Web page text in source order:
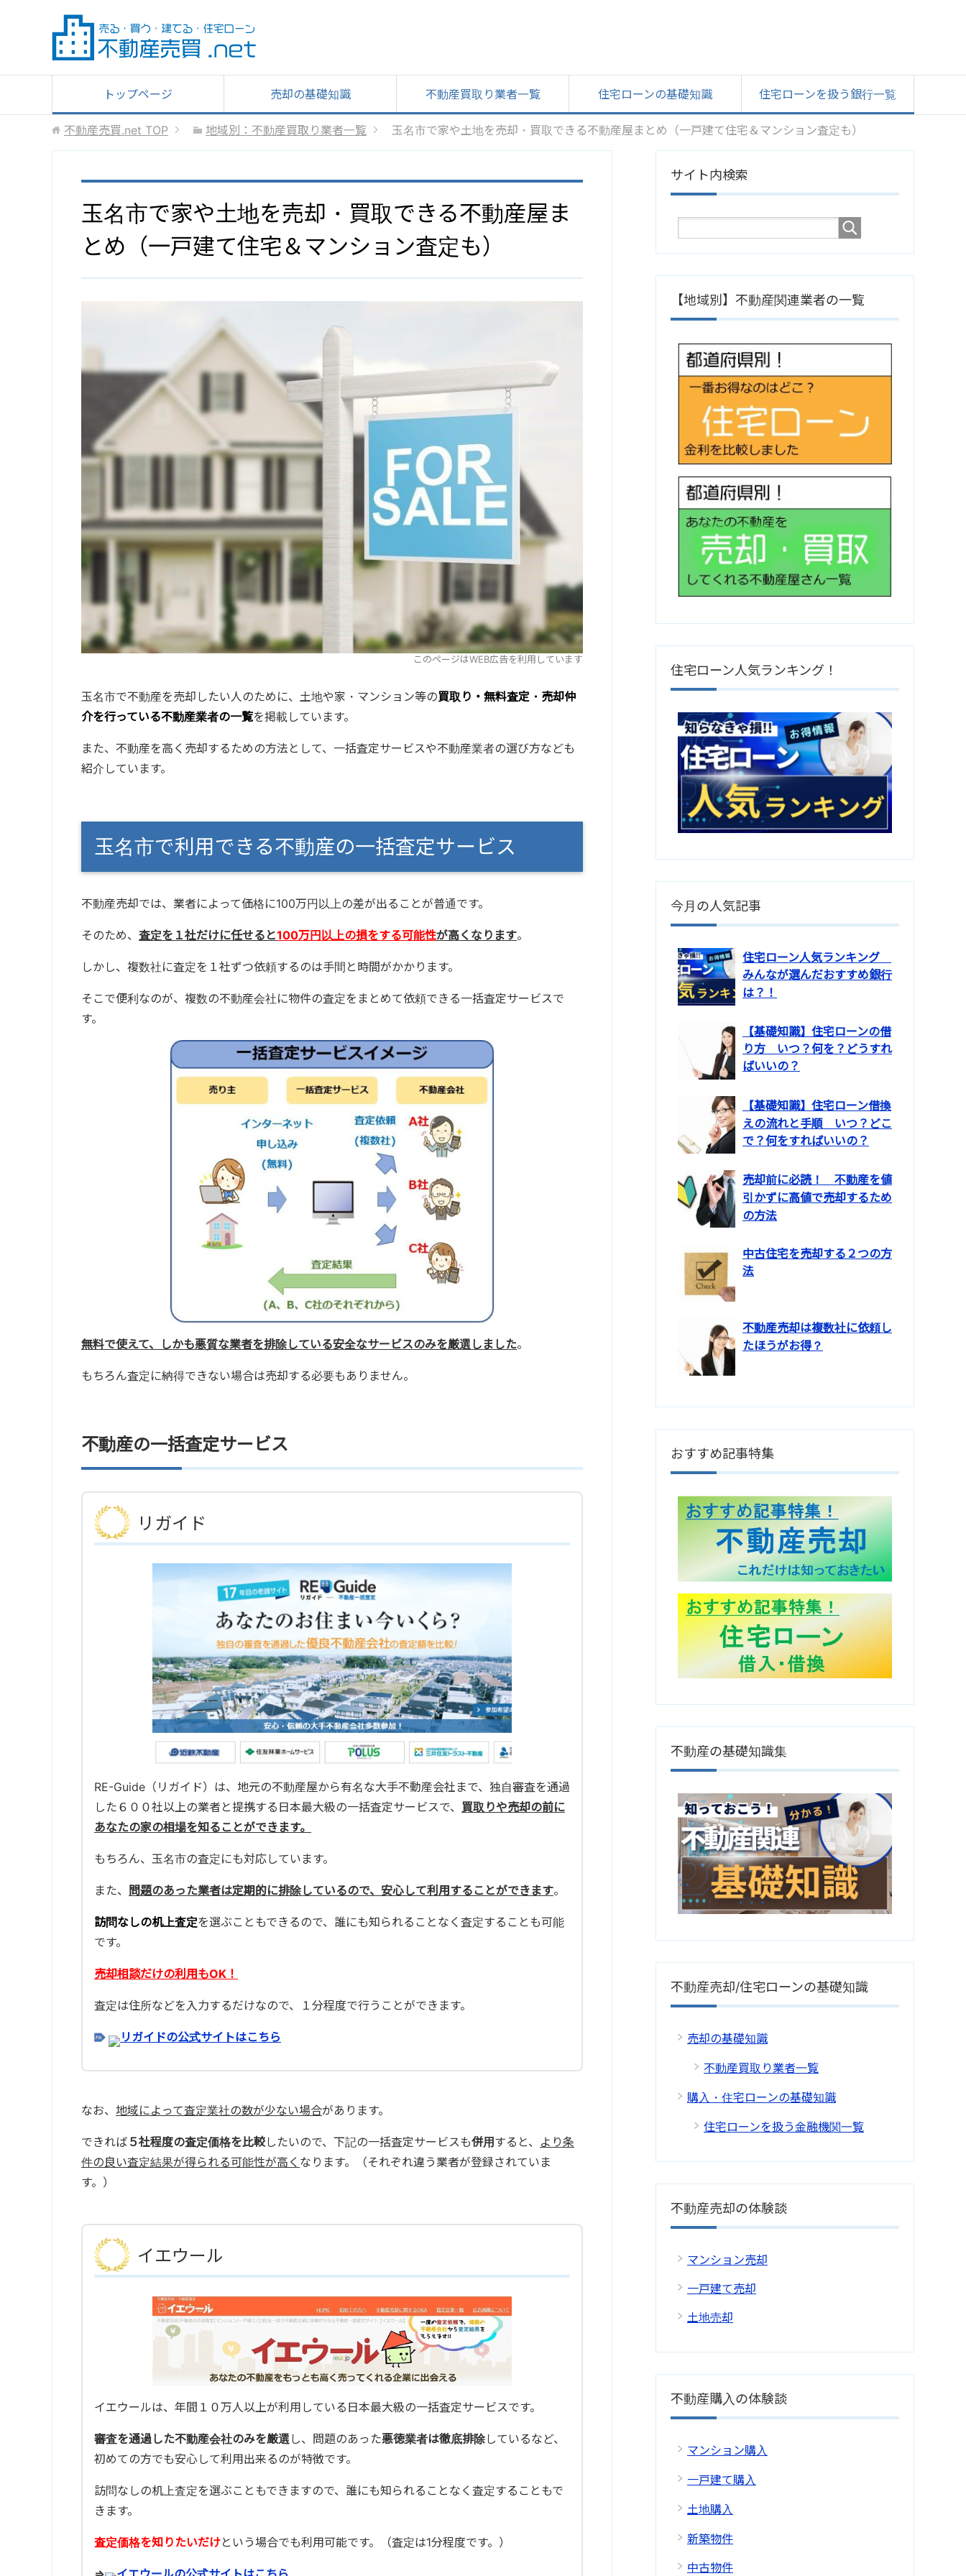
トップページ 売却の基礎知識 不動産買取り業者一覧 住宅ローンの基礎知識 住宅ローンを扱う銀行一覧
不動産売買.net TOP 地域別：不動産買取り業者一覧 玉名市で家や土地を売却・買取できる不動産屋まとめ（一戸建て住宅＆マンション査定も）
玉名市で家や土地を売却・買取できる不動産屋ま
とめ（一戸建て住宅＆マンション査定も）
このページはWEB広告を利用しています
玉名市で不動産を売却したい人のために、土地や家・マンション等の買取り・無料査定・売却仲
介を行っている不動産業者の一覧を掲載しています。
また、不動産を高く売却するための方法として、一括査定サービスや不動産業者の選び方なども
紹介しています。
玉名市で利用できる不動産の一括査定サービス
不動産売却では、業者によって価格に100万円以上の差が出ることが普通です。
そのため、 査定を１社だけに任せると100万円以上の損をする可能性が高くなります。
しかし、複数社に査定を１社ずつ依頼するのは手間と時間がかかります。
そこで便利なのが、複数の不動産会社に物件の査定をまとめて依頼できる一括査定サービスで
す。
無料で使えて、しかも悪質な業者を排除している安全なサービスのみを厳選しました。
もちろん査定に納得できない場合は売却する必要もありません。
不動産の一括査定サービス
リガイド
RE-Guide（リガイド）は、地元の不動産屋から有名な大手不動産会社まで、独自審査を通過
した６００社以上の業者と提携する日本最大級の一括査定サービスで、 買取りや売却の前に
あなたの家の相場を知ることができます。
もちろん、 玉名市の査定にも対応しています。
また、 問題のあった業者は定期的に排除しているので、安心して利用することができます。
訪問なしの机上査定を選ぶこともできるので、誰にも知られることなく査定することも可能
です。
売却相談だけの利用もOK！
査定は住所などを入力するだけなので、１分程度で行うことができます。
リガイドの公式サイトはこちら
なお、 地域によって査定業社の数が少ない場合があります。
できれば ５社程度の査定価格を比較したいので、下記の一括査定サービスも併用 すると、 より条
件の良い査定結果が得られる可能性が高く なります。（それぞれ違う業者が登録されていま
す。）
イエウール
イエウールは、年間１０万人以上が利用している日本最大級の一括査定サービスです。
審査を通過した不動産会社のみを厳選 し、問題のあった悪徳業者は徹底排除しているなど、
初めての方でも安心して利用出来るのが特徴です。
訪問なしの机上査定を選ぶこともできますので、誰にも知られることなく査定することもで
きます。
査定価格を知りたいだけという場合でも利用可能です。（査定は1分程度です。）
サイト内検索
【地域別】不動産関連業者の一覧
住宅ローン人気ランキング！
今月の人気記事
住宅ローン人気ランキング
みんなが選んだおすすめ銀行
は？！
【基礎知識】住宅ローンの借
り方 いつ？何を？どうすれ
ばいいの？
【基礎知識】住宅ローン借換
えの流れと手順 いつ？どこ
で？何をすればいいの？
売却前に必読！ 不動産を値
引かずに高値で売却するため
の方法
中古住宅を売却する２つの方
法
不動産売却は複数社に依頼し
たほうがお得？
おすすめ記事特集
不動産の基礎知識集
不動産売却/住宅ローンの基礎知識
売却の基礎知識
不動産買取り業者一覧
購入・住宅ローンの基礎知識
住宅ローンを扱う金融機関一覧
不動産売却の体験談
マンション売却
一戸建て売却
土地売却
不動産購入の体験談
マンション購入
一戸建て購入
土地購入
新築物件
中古物件